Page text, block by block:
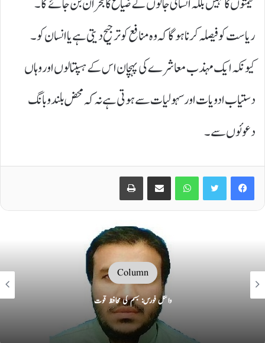
ریاست کو فیصلہ کرنا ہوگا کہ وہ منافع کو ترجیح دیتی ہے یا انسان کو۔
کیونکہ ایک مہذب معاشرے کی پہچان اس کے ہسپتالوں اور وہاں
دستیاب ادویات اور سہولیات سے ہوتی ہے نہ کہ محض بلند و بانگ
دعوئوں سے۔
Facebook
Twitter
WhatsApp
Share via Email
Print
Column
وائٹل فورس: جسم کی محافظ قوت